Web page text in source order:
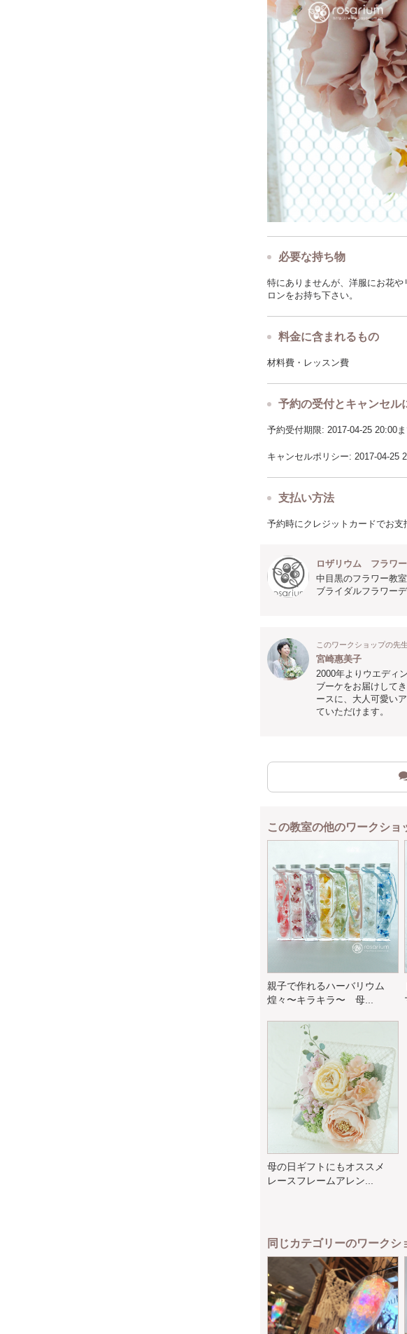
必要な持ち物
特にありませんが、洋服にお花
ロンをお持ち下さい。
料金に含まれるもの
材料費・レッスン費
予約の受付とキャンセル
予約受付期限: 2017-04-25 20:00
キャンセルポリシー: 2017-04-25
支払い方法
予約時にクレジットカードでお支
ロザリウム フラワ
中目黒のフラワー教
ブライダルフラワー
このワークショップの先生
宮崎惠美子
2000年よりウエディ
ブーケをお届けして
ースに、大人可愛い
ていただけます。
この教室の他のワークショ
親子で作れるハーバリウム
煌々〜キラキラ〜 母...
母の日ギフトにもオススメ
レースフレームアレン...
同じカテゴリーのワークシ